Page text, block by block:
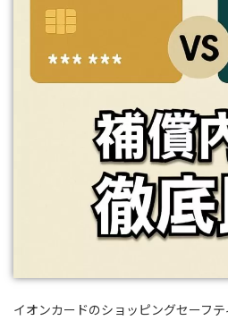
イオンカードのショッピングセーフ